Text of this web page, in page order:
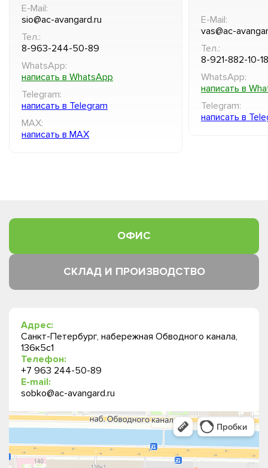
E-Mail:
sio@ac-avangard.ru
Тел.:
8-963-244-50-89
WhatsApp:
написать в WhatsApp
Telegram:
написать в Telegram
MAX:
написать в MAX
E-Mail:
vas@ac-
Тел.:
8-921-882-10-18
WhatsApp:
написать в
Telegram:
написать в
ОФИС
СКЛАД И ПРОИЗВОДСТВО
Адрес:
Санкт-Петербург, набережная Обводного канала,
136к5с1
Телефон:
+7 963 244-50-89
E-mail:
sobko@ac-avangard.ru